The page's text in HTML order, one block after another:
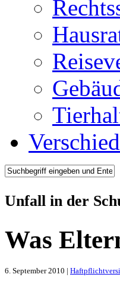
Unfall in der
Was
6. September 2010 |